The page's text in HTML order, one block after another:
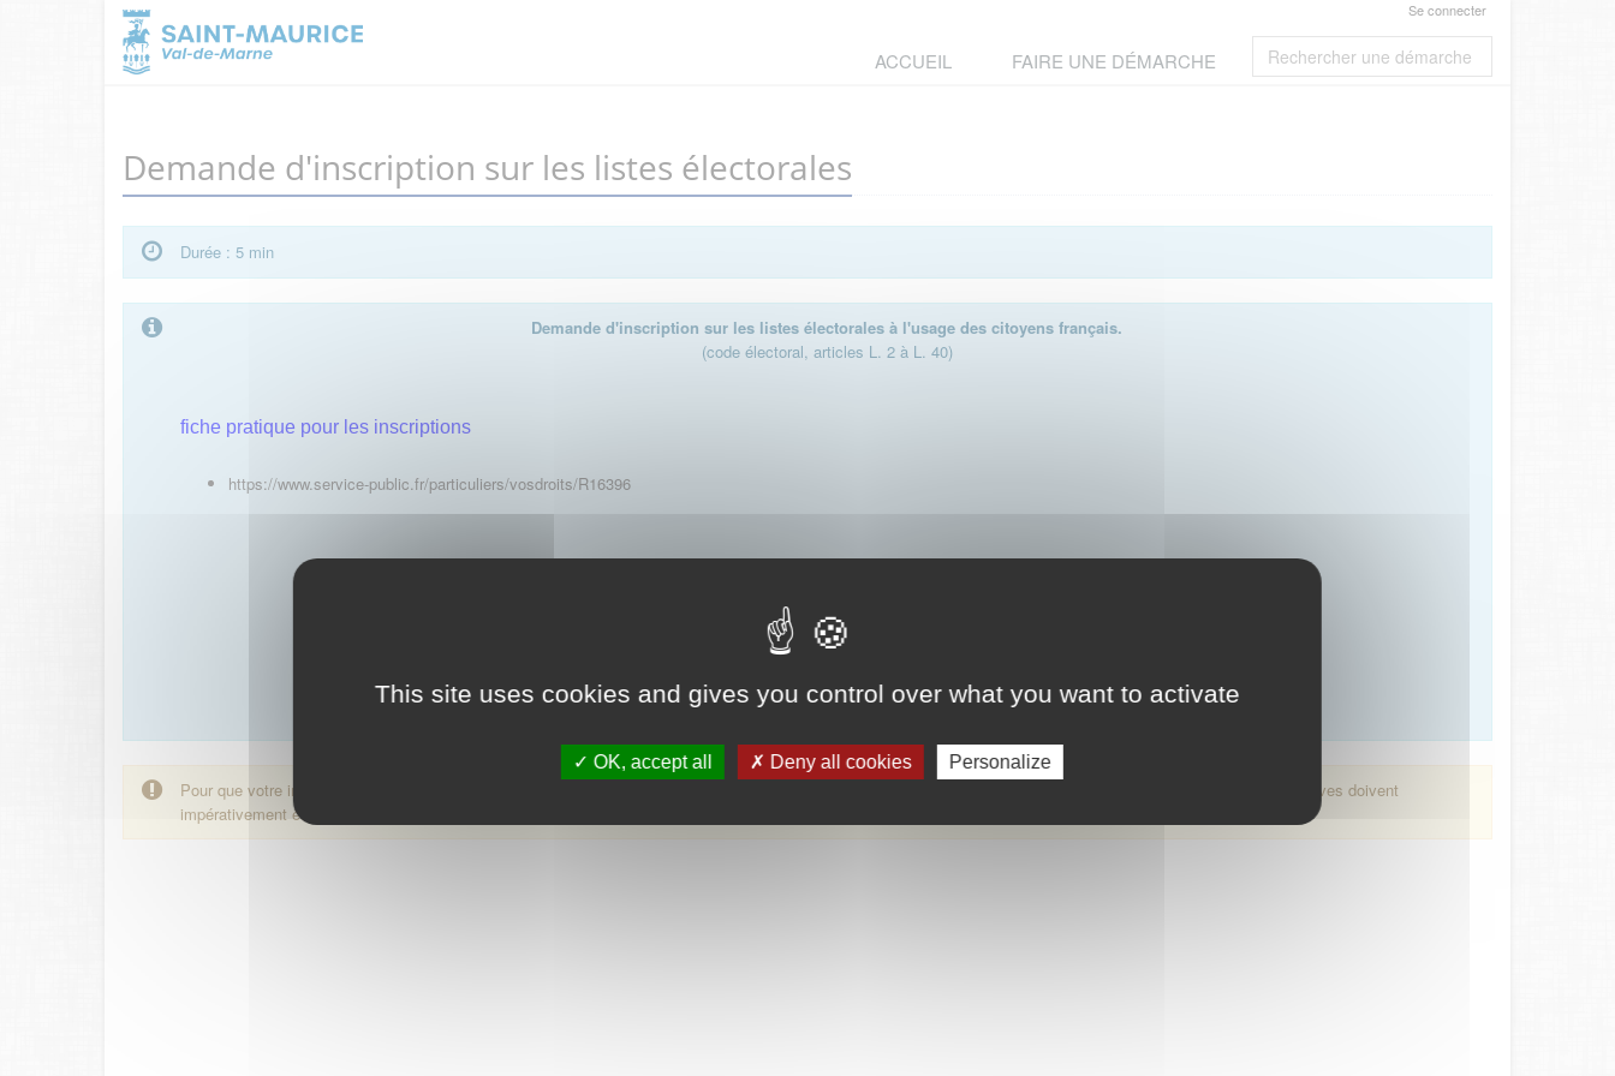
This site uses cookies and gives you control over what you want to activate
OK, accept all Deny all cookies Personalize
Se connecter
ACCUEIL FAIRE UNE DÉMARCHE
Demande d'inscription sur les listes électorales
Durée : 5 min
Demande d'inscription sur les listes électorales à l'usage des citoyens français.
(code électoral, articles L. 2 à L. 40)
fiche pratique pour les inscriptions
https://www.service-public.fr/particuliers/vosdroits/R16396
Pour que votre inscription sur les listes électorales soit effective au 1er mars de l’année prochaine, votre formulaire de demande d’inscription et les pièces justificatives doivent
impérativement être parvenus en mairie avant le 31 décembre de cette année.